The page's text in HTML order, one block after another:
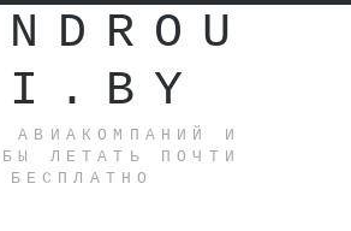
АВИАКОМПАНИЙ И
ЛЕТАТЬ ПОЧТИ
БЕСПЛАТНО